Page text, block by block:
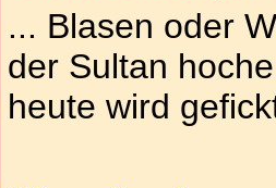
... Blasen oder
der Sultan
heute wird